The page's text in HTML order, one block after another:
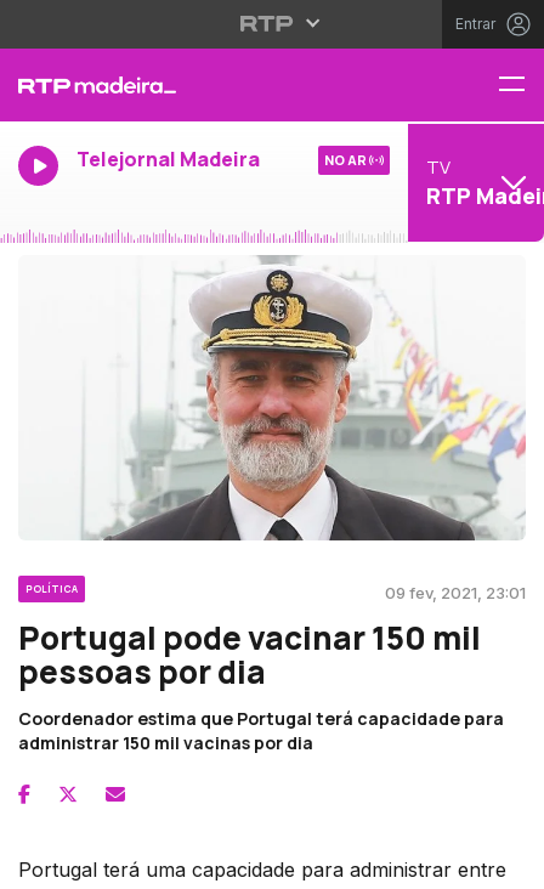
Entrar
Telejornal Madeira NO AR TV
RTP
POLÍTICA 09 fev, 2021, 23:01
Portugal pode vacinar 150 mil
pessoas por dia
Coordenador estima que Portugal terá capacidade para
administrar 150 mil vacinas por dia
Portugal terá uma capacidade para administrar entre